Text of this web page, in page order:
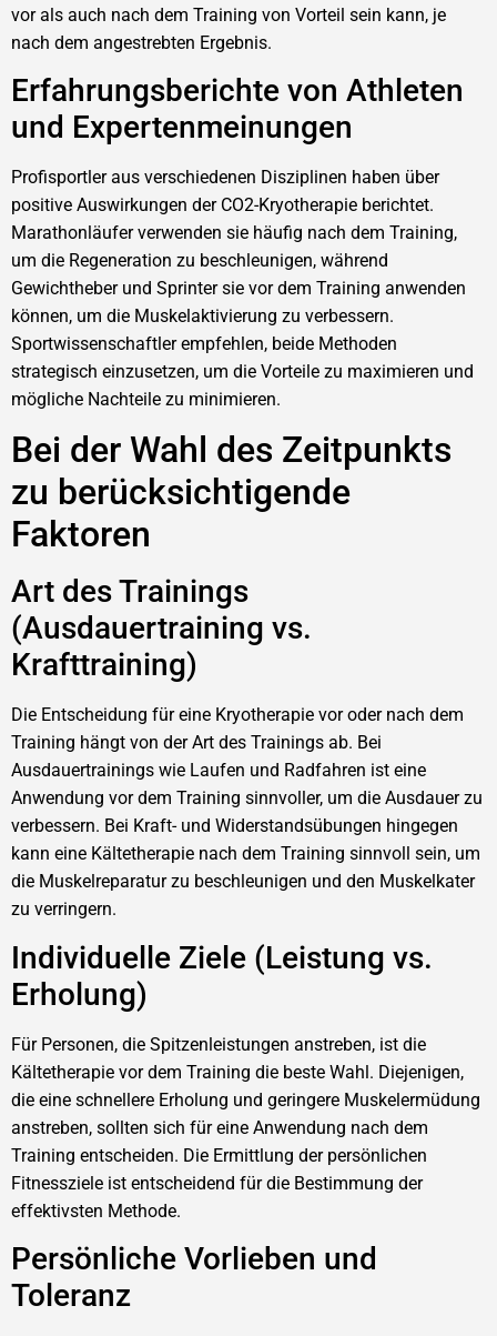
vor als auch nach dem Training von Vorteil sein kann, je
nach dem angestrebten Ergebnis.
Erfahrungsberichte von Athleten
und Expertenmeinungen
Profisportler aus verschiedenen Disziplinen haben über
positive Auswirkungen der CO2-Kryotherapie berichtet.
Marathonläufer verwenden sie häufig nach dem Training,
um die Regeneration zu beschleunigen, während
Gewichtheber und Sprinter sie vor dem Training anwenden
können, um die Muskelaktivierung zu verbessern.
Sportwissenschaftler empfehlen, beide Methoden
strategisch einzusetzen, um die Vorteile zu maximieren und
mögliche Nachteile zu minimieren.
Bei der Wahl des Zeitpunkts
zu berücksichtigende
Faktoren
Art des Trainings
(Ausdauertraining vs.
Krafttraining)
Die Entscheidung für eine Kryotherapie vor oder nach dem
Training hängt von der Art des Trainings ab. Bei
Ausdauertrainings wie Laufen und Radfahren ist eine
Anwendung vor dem Training sinnvoller, um die Ausdauer zu
verbessern. Bei Kraft- und Widerstandsübungen hingegen
kann eine Kältetherapie nach dem Training sinnvoll sein, um
die Muskelreparatur zu beschleunigen und den Muskelkater
zu verringern.
Individuelle Ziele (Leistung vs.
Erholung)
Für Personen, die Spitzenleistungen anstreben, ist die
Kältetherapie vor dem Training die beste Wahl. Diejenigen,
die eine schnellere Erholung und geringere Muskelermüdung
anstreben, sollten sich für eine Anwendung nach dem
Training entscheiden. Die Ermittlung der persönlichen
Fitnessziele ist entscheidend für die Bestimmung der
effektivsten Methode.
Persönliche Vorlieben und
Toleranz